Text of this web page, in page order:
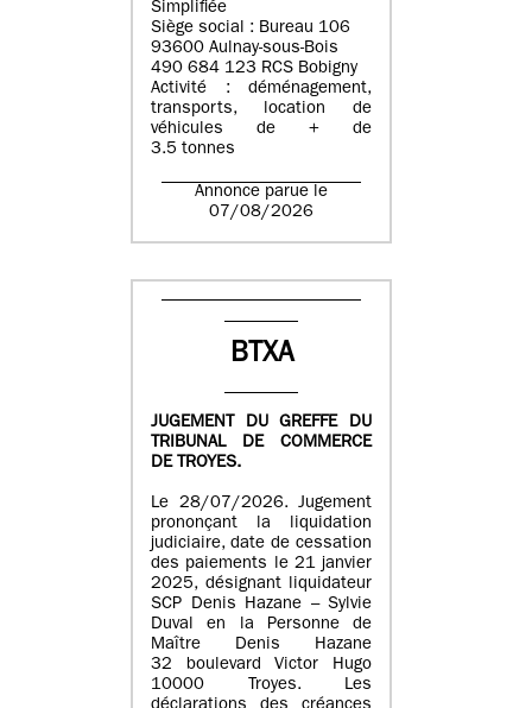
Simplifiée
Siège social : Bureau 106
93600 Aulnay-sous-Bois
490 684 123 RCS Bobigny
Activité : déménagement,
transports, location de
véhicules de + de
3.5 tonnes
Annonce parue le
07/08/2026
BTXA
JUGEMENT DU GREFFE DU
TRIBUNAL DE COMMERCE
DE TROYES.
Le 28/07/2026. Jugement
prononçant la liquidation
judiciaire, date de cessation
des paiements le 21 janvier
2025, désignant liquidateur
SCP Denis Hazane – Sylvie
Duval en la Personne de
Maître Denis Hazane
32 boulevard Victor Hugo
10000 Troyes. Les